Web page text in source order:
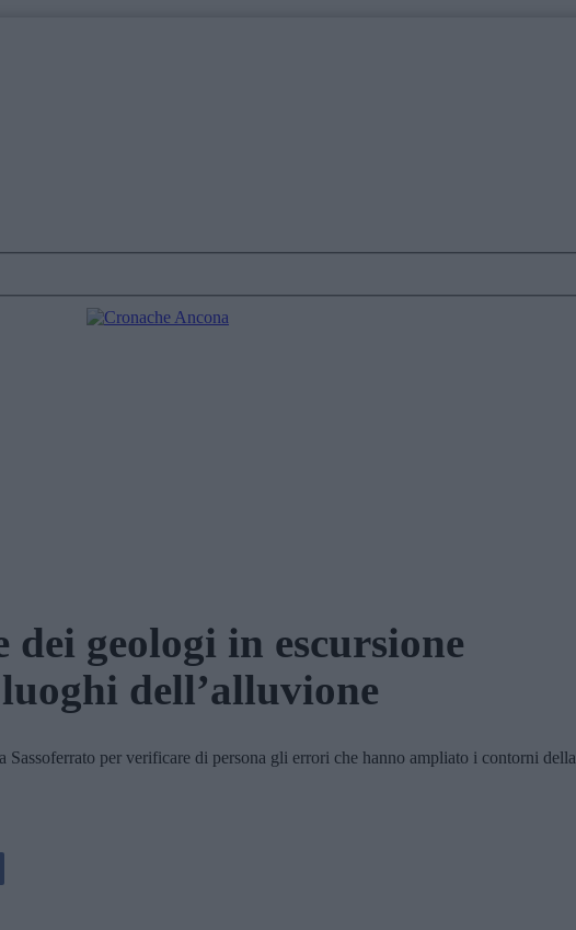
dei geologi in escursione
dell’alluvione
per verificare di persona gli errori che hanno ampliato i contorni